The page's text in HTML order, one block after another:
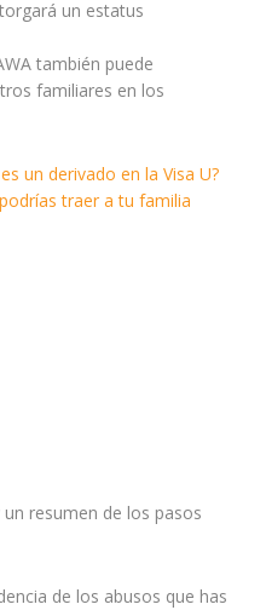
un estatus
también puede
familiares en los
un derivado en la Visa U?
traer a tu familia
resumen de los pasos
de los abusos que has